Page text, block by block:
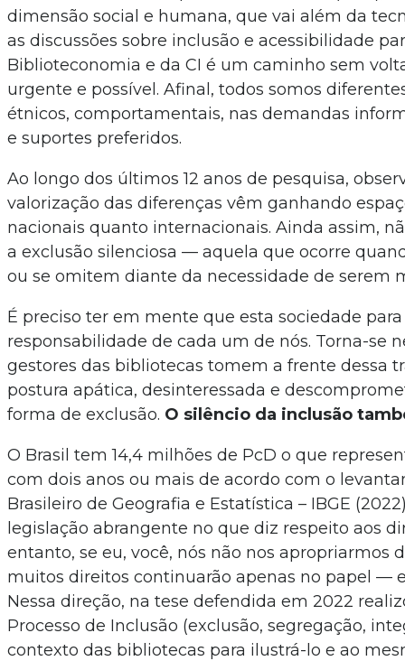
dimensão social e humana, que vai além da
as discussões sobre inclusão e acessibilidade
Biblioteconomia e da CI é um caminho sem
urgente e possível. Afinal, todos somos
étnicos, comportamentais, nas demandas
e suportes preferidos.
Ao longo dos últimos 12 anos de pesquisa,
valorização das diferenças vêm ganhando
nacionais quanto internacionais. Ainda assim,
a exclusão silenciosa — aquela que ocorre
ou se omitem diante da necessidade de serem
É preciso ter em mente que esta sociedade
responsabilidade de cada um de nós. Torna-se
gestores das bibliotecas tomem a frente dessa
postura apática, desinteressada e
forma de exclusão. O silêncio da inclusão
O Brasil tem 14,4 milhões de PcD o que
com dois anos ou mais de acordo com o
Brasileiro de Geografia e Estatística – IBGE
legislação abrangente no que diz respeito aos
entanto, se eu, você, nós não nos apropriarmos
muitos direitos continuarão apenas no papel —
Nessa direção, na tese defendida em 2022
Processo de Inclusão (exclusão, segregação,
contexto das bibliotecas para ilustrá-lo e ao